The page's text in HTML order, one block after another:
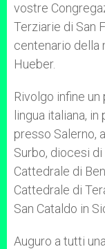
vostre
Terziarie di San
centenario della
Hueber.
Rivolgo infine
lingua italiana,
presso Salerno,
Surbo, diocesi di
Cattedrale di
Cattedrale di
San Cataldo in
Auguro a tutti